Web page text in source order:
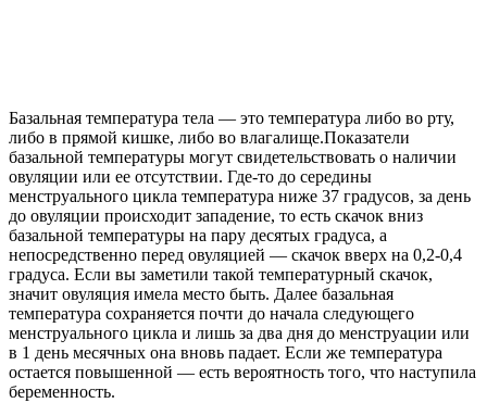
Базальная температура тела — это температура либо во рту,
либо в прямой кишке, либо во влагалище.Показатели
базальной температуры могут свидетельствовать о наличии
овуляции или ее отсутствии. Где-то до середины
менструального цикла температура ниже 37 градусов, за день
до овуляции происходит западение, то есть скачок вниз
базальной температуры на пару десятых градуса, а
непосредственно перед овуляцией — скачок вверх на 0,2-0,4
градуса. Если вы заметили такой температурный скачок,
значит овуляция имела место быть. Далее базальная
температура сохраняется почти до начала следующего
менструального цикла и лишь за два дня до менструации или
в 1 день месячных она вновь падает. Если же температура
остается повышенной — есть вероятность того, что наступила
беременность.